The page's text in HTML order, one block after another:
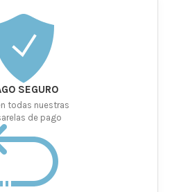
SEGURO
todas nuestras
de pago